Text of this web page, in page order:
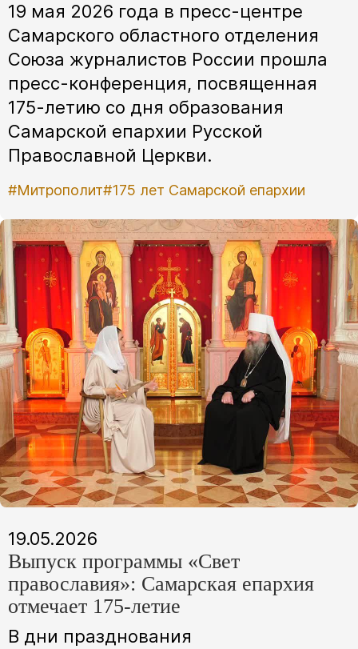
19 мая 2026 года в пресс-центре
Самарского областного отделения
Союза журналистов России прошла
пресс-конференция, посвященная
175-летию со дня образования
Самарской епархии Русской
Православной Церкви.
#Митрополит#175 лет Самарской епархии
19.05.2026
Выпуск программы «Свет
православия»: Самарская епархия
отмечает 175-летие
В дни празднования